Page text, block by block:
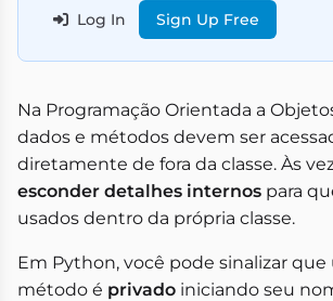
Log In
Sign Up Free
Na Programação Orientada a
dados e métodos devem ser
diretamente de fora da classe. Às
esconder detalhes internos para
usados dentro da própria classe.
Em Python, você pode sinalizar
método é privado iniciando seu